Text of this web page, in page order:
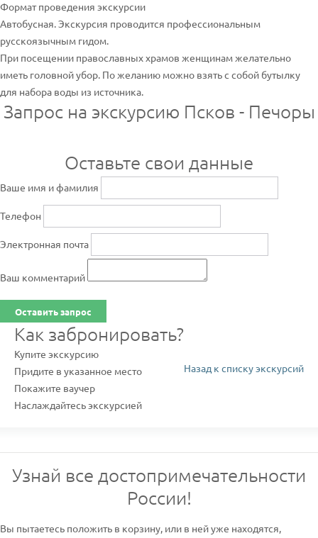
Формат проведения экскурсии
Автобусная. Экскурсия проводится профессиональным
русскоязычным гидом.
При посещении православных храмов женщинам желательно
иметь головной убор. По желанию можно взять с собой бутылку
для набора воды из источника.
Запрос на экскурсию Псков - Печоры
Оставьте свои данные
Ваше имя и фамилия
Телефон
Электронная почта
Ваш комментарий
Оставить запрос
Как забронировать?
Купите экскурсию
Придите в указанное место
Покажите ваучер
Наслаждайтесь экскурсией
Назад к списку экскурсий
Узнай все достопримечательности
России!
Вы пытаетесь положить в корзину, или в ней уже находятся,